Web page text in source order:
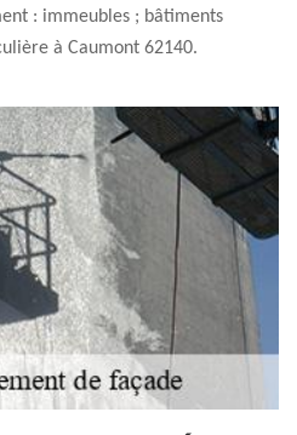
: immeubles ; bâtiments
à Caumont 62140.